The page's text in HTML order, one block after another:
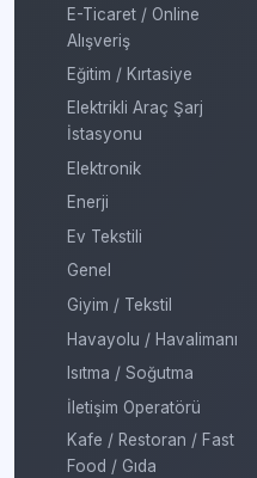
E-Ticaret / Online
Alışveriş
Eğitim / Kırtasiye
Elektrikli Araç Şarj
İstasyonu
Elektronik
Enerji
Ev Tekstili
Genel
Giyim / Tekstil
Havayolu / Havalimanı
Isıtma / Soğutma
İletişim Operatörü
Kafe / Restoran / Fast
Food / Gıda